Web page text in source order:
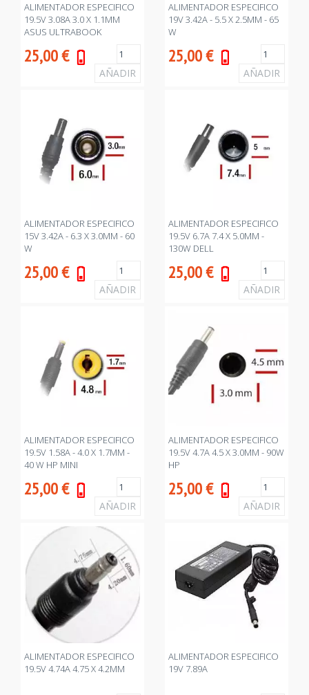
ALIMENTADOR ESPECIFICO
19.5V 3.08A 3.0 X 1.1MM
ASUS ULTRABOOK
25,00€
ALIMENTADOR ESPECIFICO
19V 3.42A - 5.5 X 2.5MM - 65
W
25,00€
ALIMENTADOR ESPECIFICO
15V 3.42A - 6.3 X 3.0MM - 60
W
25,00€
ALIMENTADOR ESPECIFICO
19.5V 6.7A 7.4 X 5.0MM -
130W DELL
25,00€
ALIMENTADOR ESPECIFICO
19.5V 1.58A - 4.0 X 1.7MM -
40 W HP MINI
25,00€
ALIMENTADOR ESPECIFICO
19.5V 4.7A 4.5 X 3.0MM - 90W
HP
25,00€
ALIMENTADOR ESPECIFICO
19.5V 4.74A 4.75 X 4.2MM
ALIMENTADOR ESPECIFICO
19V 7.89A